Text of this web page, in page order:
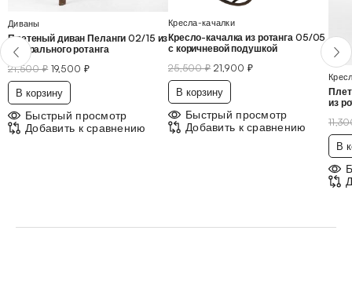
Диваны
Плетеный диван Пеланги 02/15 из
натурального ротанга
21,500₽ 19,500 ₽
В корзину
Быстрый просмотр
Добавить к сравнению
Кресла-качалки
Кресло-качалка из ротанга 05/05
с коричневой подушкой
25,500₽ 21,900 ₽
В корзину
Быстрый просмотр
Добавить к сравнению
из
В